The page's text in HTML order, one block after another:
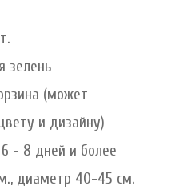
зелень
(может
и дизайну)
6 - 8 дней и более
диаметр 40-45 см.